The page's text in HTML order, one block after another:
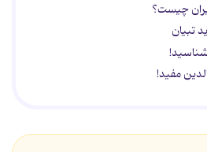
چیست؟
تبیان
مفید!